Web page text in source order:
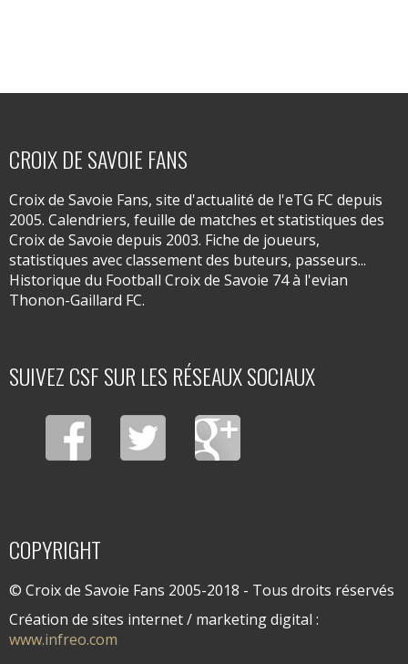
CROIX DE SAVOIE FANS
Croix de Savoie Fans, site d'actualité de l'eTG FC depuis
2005. Calendriers, feuille de matches et statistiques des
Croix de Savoie depuis 2003. Fiche de joueurs,
statistiques avec classement des buteurs, passeurs...
Historique du Football Croix de Savoie 74 à l'evian
Thonon-Gaillard FC.
SUIVEZ CSF SUR LES RÉSEAUX SOCIAUX
COPYRIGHT
© Croix de Savoie Fans 2005-2018 - Tous droits réservés
Création de sites internet / marketing digital :
www.infreo.com